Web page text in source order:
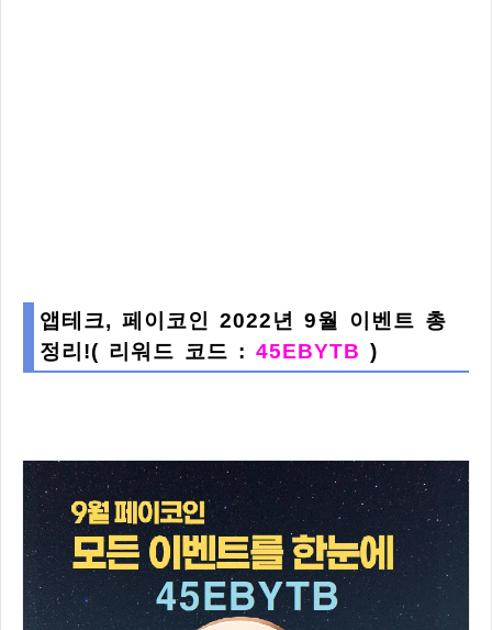
앱테크, 페이코인 2022년 9월 이벤트 총
정리!( 리워드 코드 : 45EBYTB )